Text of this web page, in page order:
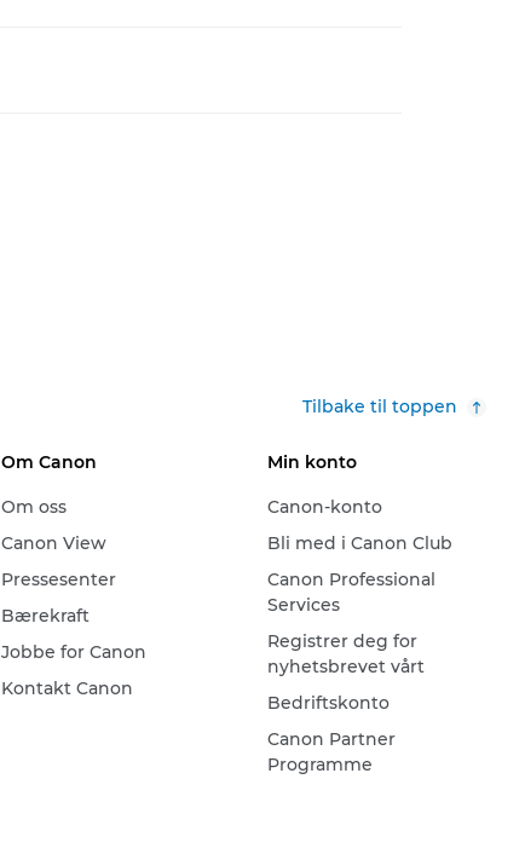
Tilbake til toppen
Om Canon
Om oss
Canon View
Pressesenter
Bærekraft
Jobbe for Canon
Kontakt Canon
Min konto
Canon-konto
Bli med i Canon Club
Canon Professional
Services
Registrer deg for
nyhetsbrevet vårt
Bedriftskonto
Canon Partner
Programme